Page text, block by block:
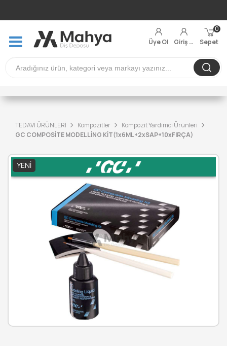
Üye Ol Giriş Yap Sepet
0
TEDAVİ ÜRÜNLERİ Kompozitler
Kompozit Yardımcı Ürünleri
GC COMPOSİTE MODELLİNG KİT(1x6ML+2xSAP+10xFIRÇA)
YENI